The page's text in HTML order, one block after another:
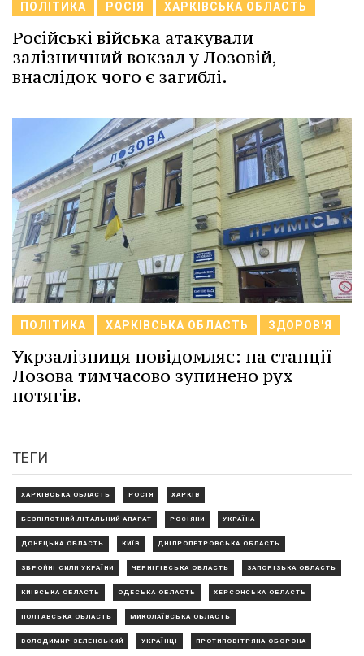
ПОЛІТИКА РОСІЯ ХАРКІВСЬКА ОБЛАСТЬ
Російські війська атакували
залізничний вокзал у Лозовій,
внаслідок чого є загиблі.
ПОЛІТИКА ХАРКІВСЬКА ОБЛАСТЬ ЗДОРОВ'Я
Укрзалізниця повідомляє: на станції
Лозова тимчасово зупинено рух
потягів.
ТЕГИ
ХАРКІВСЬКА ОБЛАСТЬ РОСІЯ ХАРКІВ
БЕЗПІЛОТНИЙ ЛІТАЛЬНИЙ АПАРАТ РОСІЯНИ УКРАЇНА
ДОНЕЦЬКА ОБЛАСТЬ КИЇВ ДНІПРОПЕТРОВСЬКА ОБЛАСТЬ
ЗБРОЙНІ СИЛИ УКРАЇНИ ЧЕРНІГІВСЬКА ОБЛАСТЬ ЗАПОРІЗЬКА ОБЛАСТЬ
КИЇВСЬКА ОБЛАСТЬ ОДЕСЬКА ОБЛАСТЬ ХЕРСОНСЬКА ОБЛАСТЬ
ПОЛТАВСЬКА ОБЛАСТЬ МИКОЛАЇВСЬКА ОБЛАСТЬ
ВОЛОДИМИР ЗЕЛЕНСЬКИЙ УКРАЇНЦІ ПРОТИПОВІТРЯНА ОБОРОНА